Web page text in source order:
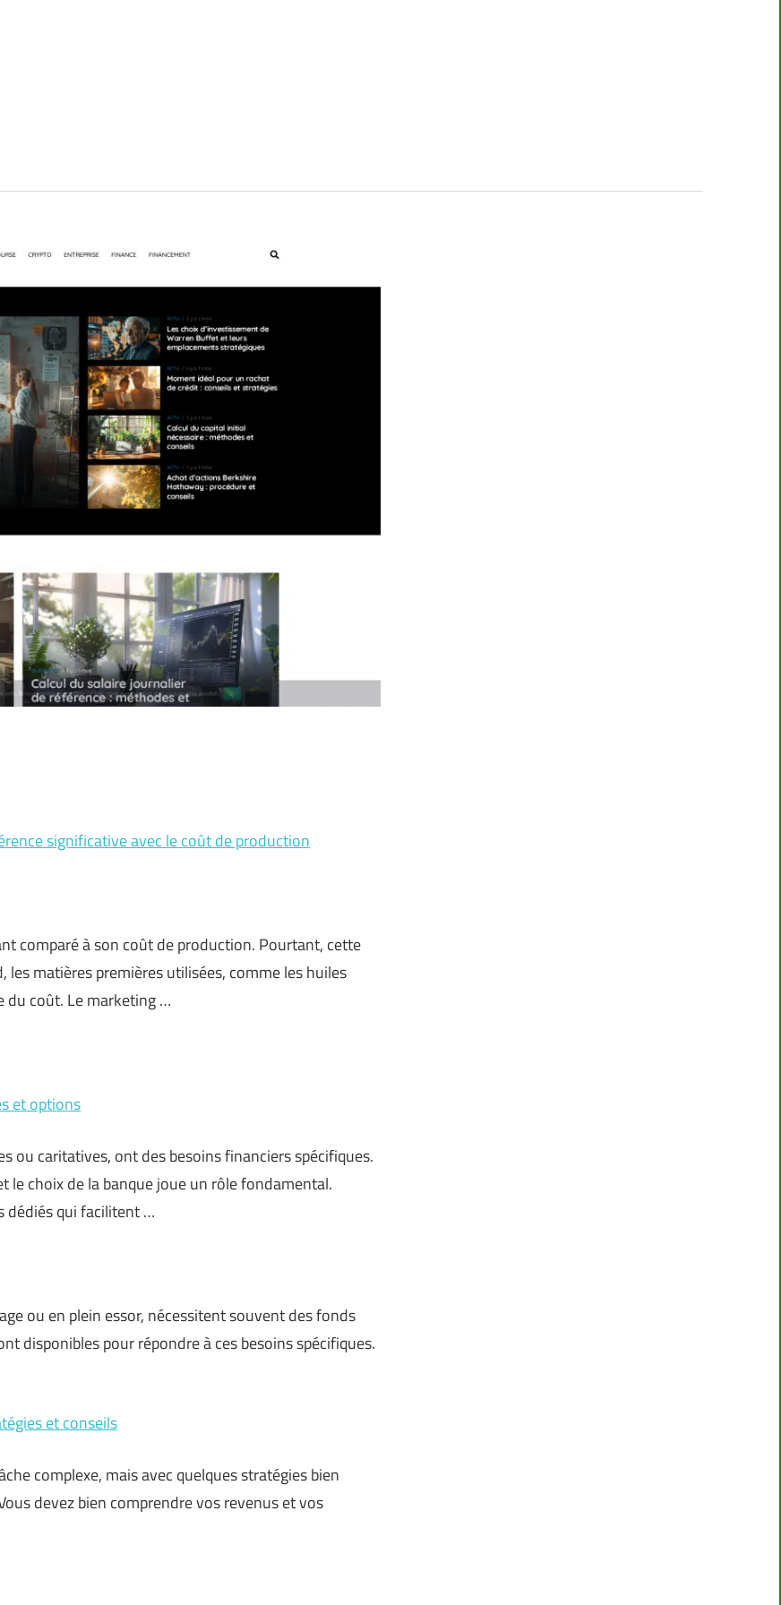
significative avec le coût de production
comparé à son coût de production. Pourtant, cette
les matières premières utilisées, comme les huiles
du coût. Le marketing …
et options
ou caritatives, ont des besoins financiers spécifiques.
le choix de la banque joue un rôle fondamental.
dédiés qui facilitent …
ou en plein essor, nécessitent souvent des fonds
disponibles pour répondre à ces besoins spécifiques.
et conseils
complexe, mais avec quelques stratégies bien
devez bien comprendre vos revenus et vos